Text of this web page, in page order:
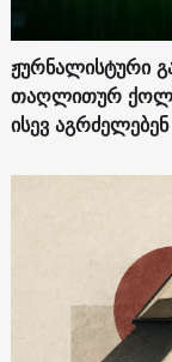
ჟურნალისტური
თაღლითურ
ისევ